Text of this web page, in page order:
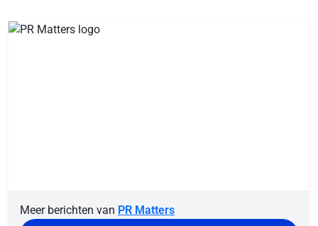
Meer berichten van PR Matters